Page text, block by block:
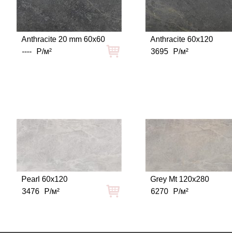
Anthracite 20 mm 60x60
----
Р/м²
Anthracite 60x120
3695
Р/м²
Pearl 60x120
3476
Р/м²
Grey Mt 120x280
6270
Р/м²